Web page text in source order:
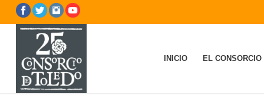
INICIO EL CONSORCIO